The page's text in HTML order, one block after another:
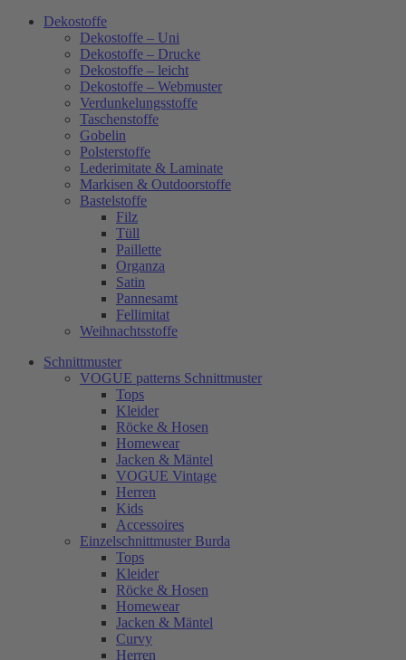
Dekostoffe
Dekostoffe – Uni
Dekostoffe – Drucke
Dekostoffe – leicht
Dekostoffe – Webmuster
Verdunkelungsstoffe
Taschenstoffe
Gobelin
Polsterstoffe
Lederimitate & Laminate
Markisen & Outdoorstoffe
Bastelstoffe
Filz
Tüll
Paillette
Organza
Satin
Pannesamt
Fellimitat
Weihnachtsstoffe
Schnittmuster
VOGUE patterns Schnittmuster
Tops
Kleider
Röcke & Hosen
Homewear
Jacken & Mäntel
VOGUE Vintage
Herren
Kids
Accessoires
Einzelschnittmuster Burda
Tops
Kleider
Röcke & Hosen
Homewear
Jacken & Mäntel
Curvy
Herren